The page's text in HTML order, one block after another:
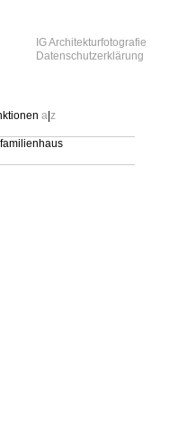
IG Architekturfotografie
Datenschutzerklärung
a z